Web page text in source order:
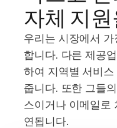
자체 지
우리는 시장에서
합니다. 다른 제공
하여 지역별 서비
줍니다. 또한 그들
스이거나 이메일로
연됩니다.